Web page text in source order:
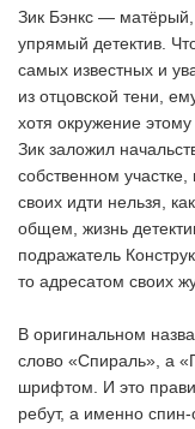
Зик Бэнкс —
упрямый детектив.
самых известных и
из отцовской тени,
хотя окружение
Зик заложил
собственном
своих идти нельзя,
общем, жизнь
подражатель
то адресатом своих
В оригинальном
слово «Спираль», а
шрифтом. И это
ребут, а именно